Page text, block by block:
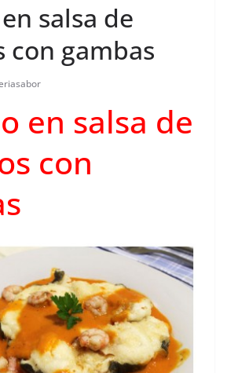
salsa de
con gambas
en salsa de
con